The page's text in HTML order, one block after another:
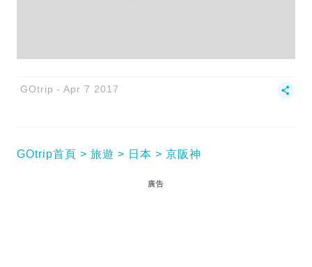
GOtrip Apr 7 2017
GOtrip首頁 旅遊 日本 京阪神
廣告